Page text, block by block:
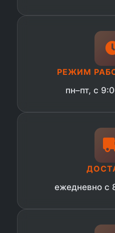
РЕЖИМ
пн–пт, с
ежедневно с